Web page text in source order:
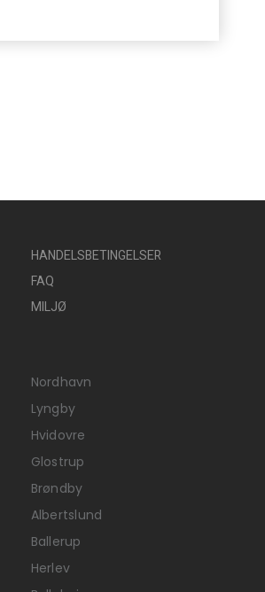
HANDELSBETINGELSER
FAQ
MILJØ
Nordhavn
Lyngby
Hvidovre
Glostrup
Brøndby
Albertslund
Ballerup
Herlev